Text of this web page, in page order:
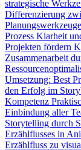
strategische
Differenzierung
Prozess Klarheit
Projekten fördern
Zusammenarbeit
Umsetzung: Best
den Erfolg im
Kompetenz
Einbindung aller
Storytelling durch
Erzählflusses in
Erzählfluss zu